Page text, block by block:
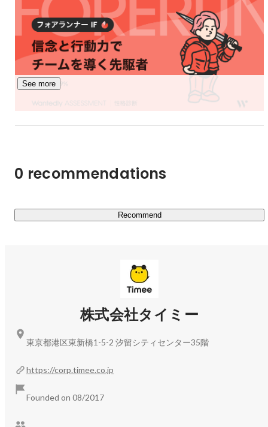
今後は、スポットワークをさらに世の中に広げることで国
内の労働市場における課題を解決することを主軸としつ
つ、「はたらく」に留まらない多様なアプローチで、「一
人ひとりの時間を豊かに」する挑戦を続けていきます。
https://corp.timee.co.jp/special-recruit/
See more
0 recommendations
Recommend
株式会社タイミー
https://corp.timee.co.jp
Founded on 08/2017
東京都港区東新橋1-5-2 汐留シティセンター35階